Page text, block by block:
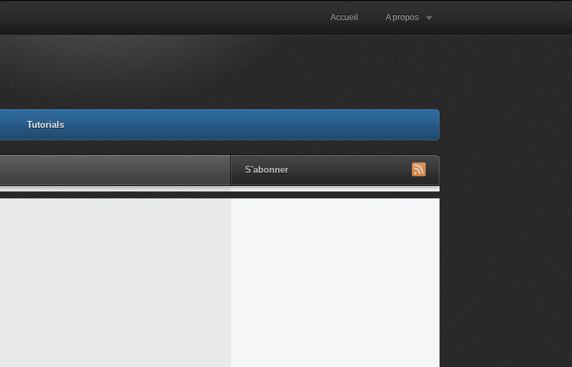
Accueil A propos
Tutorials
S'abonner